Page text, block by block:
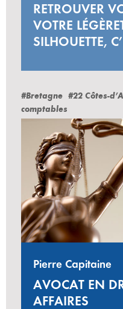
RETROUVER
VOTRE
SILHOUETTE,
#Bretagne #22 Côtes-
comptables
Pierre Capitaine
AVOCAT EN
AFFAIRES